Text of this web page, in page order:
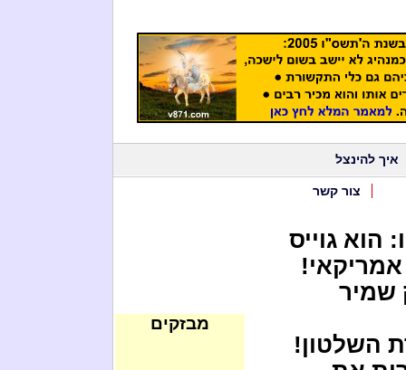
איך להינצל
צור קשר
הוא גוייס
שמיר
השלטון!
מבזקים